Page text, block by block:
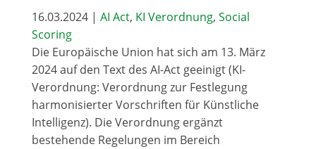
16.03.2024| AI Act, KI Verordnung, Social
Scoring
Die Europäische Union hat sich am 13. März
2024 auf den Text des AI-Act geeinigt (KI-
Verordnung: Verordnung zur Festlegung
harmonisierter Vorschriften für Künstliche
Intelligenz). Die Verordnung ergänzt
bestehende Regelungen im Bereich